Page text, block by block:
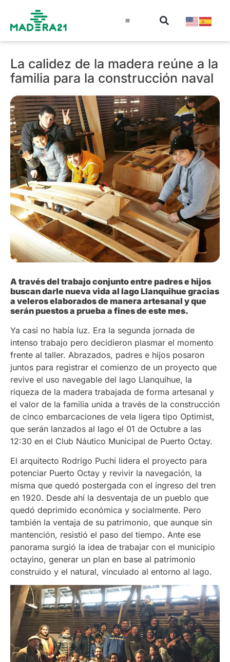
La calidez de la madera reúne a la
familia para la construcción naval
A través del trabajo conjunto entre padres e hijos
buscan darle nueva vida al lago Llanquihue gracias
a veleros elaborados de manera artesanal y que
serán puestos a prueba a fines de este mes.
Ya casi no había luz. Era la segunda jornada de
intenso trabajo pero decidieron plasmar el momento
frente al taller. Abrazados, padres e hijos posaron
juntos para registrar el comienzo de un proyecto que
revive el uso navegable del lago Llanquihue, la
riqueza de la madera trabajada de forma artesanal y
el valor de la familia unida a través de la construcción
de cinco embarcaciones de vela ligera tipo Optimist,
que serán lanzados al lago el 01 de Octubre a las
12:30 en el Club Náutico Municipal de Puerto Octay.
El arquitecto Rodrigo Puchi lidera el proyecto para
potenciar Puerto Octay y revivir la navegación, la
misma que quedó postergada con el ingreso del tren
en 1920. Desde ahí la desventaja de un pueblo que
quedó deprimido económica y socialmente. Pero
también la ventaja de su patrimonio, que aunque sin
mantención, resistió el paso del tiempo. Ante ese
panorama surgió la idea de trabajar con el municipio
octayino, generar un plan en base al patrimonio
construido y el natural, vinculado al entorno al lago.